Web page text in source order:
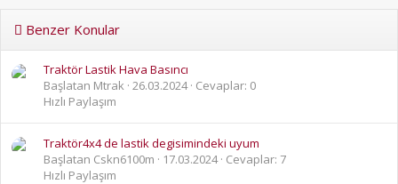
Benzer Konular
Traktör Lastik Hava Basıncı
Başlatan Mtrak 26.03.2024 Cevaplar: 0
Hızlı Paylaşım
Traktör4x4 de lastik degisimindeki uyum
Başlatan Cskn6100m
17.03.2024 Cevaplar: 7
Hızlı Paylaşım